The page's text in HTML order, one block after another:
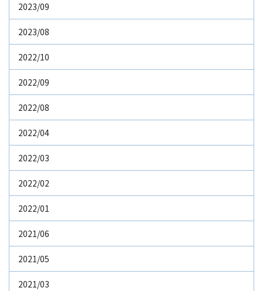
2023/09
2023/08
2022/10
2022/09
2022/08
2022/04
2022/03
2022/02
2022/01
2021/06
2021/05
2021/03